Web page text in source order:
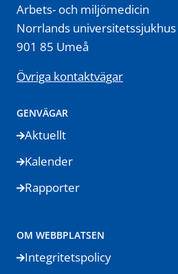
Arbets- och miljömedicin
Norrlands universitetssjukhus
901 85 Umeå
Övriga kontaktvägar
GENVÄGAR
Aktuellt
Kalender
Rapporter
OM WEBBPLATSEN
Integritetspolicy